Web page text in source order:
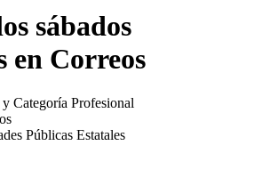
sábados
en Correos
Categoría Profesional
Públicas Estatales